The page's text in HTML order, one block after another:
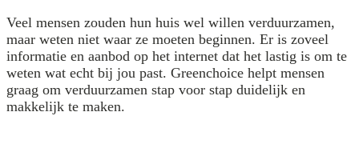
Veel mensen zouden hun huis wel willen verduurzamen,
maar weten niet waar ze moeten beginnen. Er is zoveel
informatie en aanbod op het internet dat het lastig is om te
weten wat echt bij jou past. Greenchoice helpt mensen
graag om verduurzamen stap voor stap duidelijk en
makkelijk te maken.